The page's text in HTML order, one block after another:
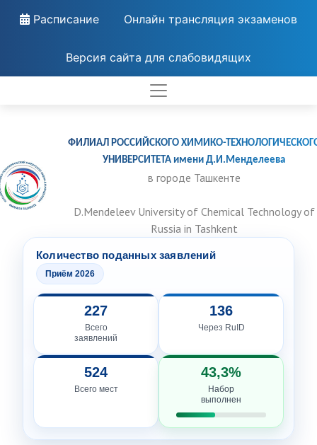
Расписание Онлайн трансляция экзаменов
Версия сайта для слабовидящих
ФИЛИАЛ РОССИЙСКОГО ХИМИКО-
УНИВЕРСИТЕТА имени Д.И.Менделеева
в городе Ташкенте
D.Mendeleev University of Chemical Technology of
Russia in Tashkent
Количество поданных заявлений
Приём 2026
227
Всего
заявлений
136
Через RuID
524
Всего мест
43,3%
Набор
выполнен